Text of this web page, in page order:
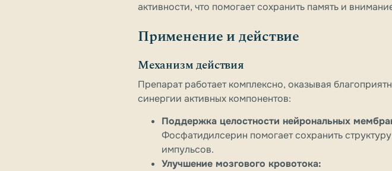
активности, что помогает сохранить память и
Применение и действие
Механизм действия
Препарат работает комплексно, оказывая
синергии активных компонентов:
Поддержка целостности нейрональных
Фосфатидилсерин помогает сохранить
импульсов.
Улучшение мозгового кровотока: